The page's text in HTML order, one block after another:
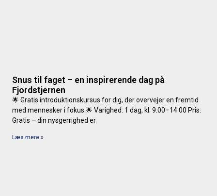
Snus til faget – en inspirerende dag på
Fjordstjernen
🌟 Gratis introduktionskursus for dig, der overvejer en fremtid
med mennesker i fokus 🌟 Varighed: 1 dag, kl. 9.00–14.00 Pris:
Gratis – din nysgerrighed er
Læs mere »